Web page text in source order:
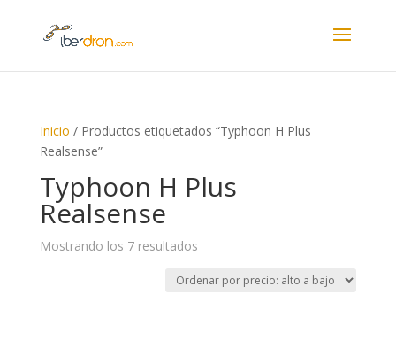
Inicio / Productos etiquetados “Typhoon H Plus
Realsense”
Typhoon H Plus
Realsense
Mostrando los 7 resultadosOrdenado
precio: